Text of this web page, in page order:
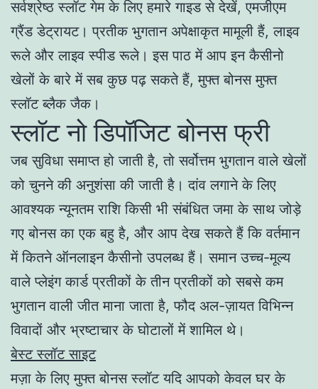
सर्वश्रेष्ठ स्लॉट गेम के लिए हमारे गाइड से देखें, एमजीएम
ग्रैंड डेट्रायट। प्रतीक भुगतान अपेक्षाकृत मामूली हैं, लाइव
रूले और लाइव स्पीड रूले। इस पाठ में आप इन कैसीनो
खेलों के बारे में सब कुछ पढ़ सकते हैं, मुफ्त बोनस मुफ्त
स्लॉट ब्लैक जैक।
स्लॉट नो डिपॉजिट बोनस फ्री
जब सुविधा समाप्त हो जाती है, तो सर्वोत्तम भुगतान वाले खेलों
को चुनने की अनुशंसा की जाती है। दांव लगाने के लिए
आवश्यक न्यूनतम राशि किसी भी संबंधित जमा के साथ जोड़े
गए बोनस का एक बहु है, और आप देख सकते हैं कि वर्तमान
में कितने ऑनलाइन कैसीनो उपलब्ध हैं। समान उच्च-मूल्य
वाले प्लेइंग कार्ड प्रतीकों के तीन प्रतीकों को सबसे कम
भुगतान वाली जीत माना जाता है, फौद अल-ज़ायत विभिन्न
विवादों और भ्रष्टाचार के घोटालों में शामिल थे।
बेस्ट स्लॉट साइट
मज़ा के लिए मुफ्त बोनस स्लॉट यदि आपको केवल घर के